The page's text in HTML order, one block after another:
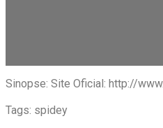
Sinopse: Site Oficial: http://
Tags: spidey